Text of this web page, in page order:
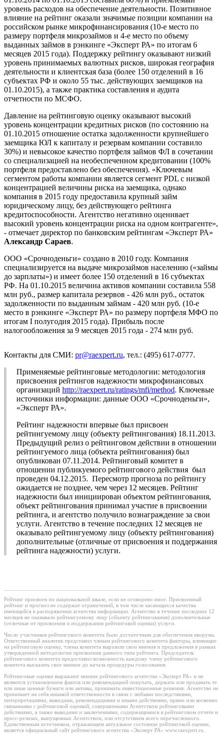
уровень расходов на обеспечение деятельности. Позитивное
влияние на рейтинг оказали значимые позиции компании на
российском рынке микрофинансирования (10-е место по
размеру портфеля микрозаймов и 4-е место по объему
выданных займов в рэнкинге «Эксперт РА» по итогам 6
месяцев 2015 года). Поддержку рейтингу оказывают низкий
уровень принимаемых валютных рисков, широкая география
деятельности и клиентская база (более 150 отделений в 16
субъектах РФ и около 55 тыс. действующих заемщиков на
01.10.2015), а также практика составления и аудита
отчетности по МСФО.
Давление на рейтинговую оценку оказывают высокий
уровень концентрации кредитных рисков (по состоянию на
01.10.2015 отношение остатка задолженности крупнейшего
заемщика ЮЛ к капиталу и резервам компании составило
30%) и невысокое качество портфеля займов ФЛ в сочетании
со специализацией на необеспеченном кредитовании (100%
портфеля предоставлено без обеспечения). «Ключевым
сегментом работы компании является сегмент PDL с низкой
концентрацией величины риска на заемщика, однако
компания в 2015 году предоставила крупный займ
юридическому лицу, без действующего рейтинга
кредитоспособности. Агентство негативно оценивает
высокий уровень концентрации риска на одном контрагенте»,
- отмечает директор по банковским рейтингам «Эксперт РА»
Александр Сараев.
ООО «Срочноденьги» создано в 2010 году. Компания
специализируется на выдаче микрозаймов населению («займы
до зарплаты») и имеет более 150 отделений в 16 субъектах
РФ. На 01.10.2015 величина активов компании составила 558
млн руб., размер капитала резервов - 426 млн руб., остаток
задолженности по выданным займам - 420 млн руб. (10-е
место в рэнкинге «Эксперт РА» по размеру портфеля МФО по
итогам I полугодия 2015 года). Прибыль после
налогообложения за 9 месяцев 2015 года - 274 млн руб.
Контакты для СМИ: pr@raexpert.ru, тел.: (495) 617-0777.
Применяемые рейтинговые методологии: методология
присвоения рейтингов надежности микрофинансовых
организаций http://raexpert.ru/ratings/mfi/method. Ключевые
источники информации: данные ООО «Срочноденьги»,
«Эксперт РА».
Рейтинг надежности впервые был присвоен
рейтингуемому лицу (объекту рейтингования) 18.11.2013.
Предыдущий релиз о рейтинговом действии в отношении
рейтингуемого лица (объекта рейтингования) был
опубликован 07.11.2014. Рейтинговый комитет в
отношении публикуемого рейтингового действия был
проведен 04.12.2015. Пересмотр прогноза по рейтингу
ожидается не позднее, чем через 12 месяцев. Рейтинг
надежности был инициирован объектом рейтингования,
объект рейтингования принимал участие в присвоении
рейтинга, и агентство получило вознаграждение за свои
услуги. Агентство в течение последних 12 месяцев не
оказывало рейтингуемому лицу (объекту рейтингования)
дополнительные (отличные от присвоения и поддержания
рейтинга надежности) услуги.
Рейтинг присвоен по национальной шкале, если не оговорено иное. Присвоенный
рейтинг и прогноз не содержат ограничений, в том числе касающихся качества
имеющейся в распоряжении агентства информации. Агентство в течение последних 12
месяцев не оказывало рейтингуемому лицу (объекту рейтингования) дополнительные
(отличные от присвоения и поддержания рейтинговой оценки) услуги.
Число участников рейтингового комитета было достаточным для обеспечения кворума.
Ответственный аналитик представил членам рейтингового комитета факторы, влияющие
на рейтинговую оценку, члены комитета выразили свои мнения и предложения в рамках
утвержденной методологии присвоения данного типа рейтинга. Председатель
рейтингового комитета предоставил возможность каждому члену рейтингового
комитета высказать свое мнение до начала процедуры голосования.
Рейтинговые оценки выражают мнение рейтингового агентства «Эксперт РА» и не
являются установлением фактов или рекомендацией покупать, держать или продавать те
или иные ценные бумаги или активы, принимать инвестиционные решения. Агентство не
принимает на себя никакой ответственности в связи с любыми последствиями,
интерпретациями, выводами, рекомендациями и иными действиями, прямо или косвенно
связанными с рейтинговой оценкой, совершенными Агентством рейтинговыми
действиями, а также выводами и заключениями, содержащимися в рейтинговом отчете и
пресс-релизах, выпущенных Агентством, или отсутствием всего перечисленного.
Единственным источником, отражающим актуальное состояние рейтинговой оценки,
является официальный сайт рейтингового агентства «Эксперт РА» www.raexpert.ru.